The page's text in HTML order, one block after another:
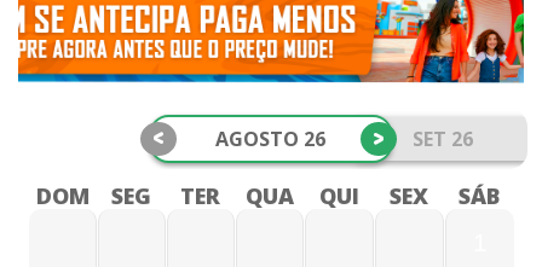
AGOSTO 26 SET 26
< >
DOM SEG TER QUA QUI SEX SÁB